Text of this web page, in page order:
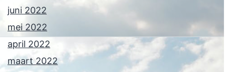
juni 2022
mei 2022
april 2022
maart 2022